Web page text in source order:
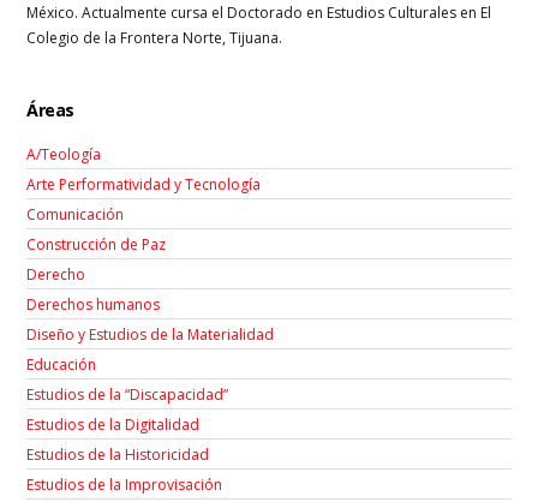
México. Actualmente cursa el Doctorado en Estudios Culturales en El
Colegio de la Frontera Norte, Tijuana.
Áreas
A/Teología
Arte Performatividad y Tecnología
Comunicación
Construcción de Paz
Derecho
Derechos humanos
Diseño y Estudios de la Materialidad
Educación
Estudios de la “Discapacidad”
Estudios de la Digitalidad
Estudios de la Historicidad
Estudios de la Improvisación